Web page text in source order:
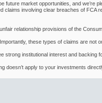
market opportunities, and we’re
claims involving clear breaches of
relationship provisions of the
these types of claims are
institutional interest and backing
apply to your investments